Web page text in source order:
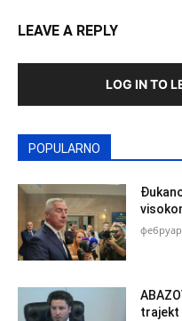
LEAVE A REPLY
LOG IN TO
POPULARNO
trajekt